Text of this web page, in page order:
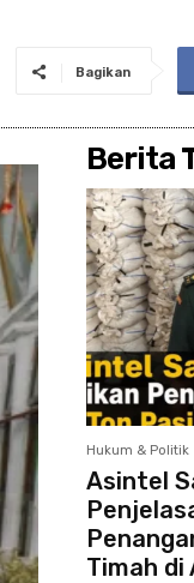
Bagikan
Berita
Hukum & Politik
Asintel
Timah di